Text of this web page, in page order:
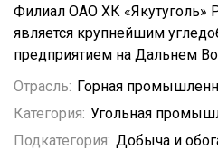
Филиал ОАО ХК «Якутуголь»
является крупнейшим
предприятием на Дальнем
Отрасль: Горная
Категория: Угольная
Подкатегория: Добыча и